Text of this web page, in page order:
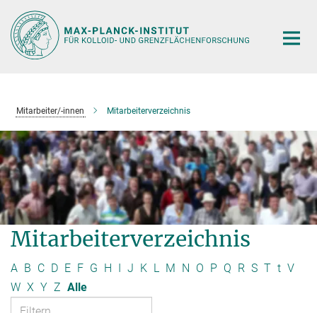
Hauptinhalt
Mitarbeiter/-innen Mitarbeiterverzeichnis
Mitarbeiterverzeichnis
A B C D E F G H I J K L M N O P Q R S T t V
W X Y Z Alle